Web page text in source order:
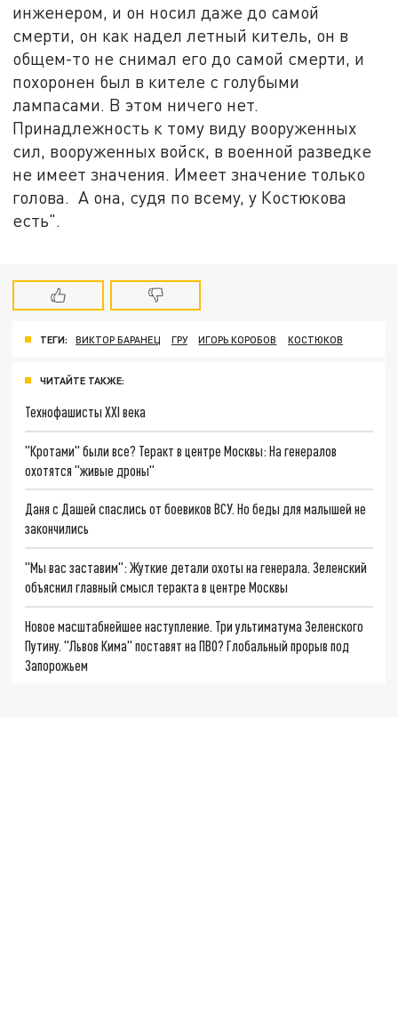
инженером, и он носил даже до самой
смерти, он как надел летный китель, он в
общем-то не снимал его до самой смерти, и
похоронен был в кителе с голубыми
лампасами. В этом ничего нет.
Принадлежность к тому виду вооруженных
сил, вооруженных войск, в военной разведке
не имеет значения. Имеет значение только
голова. А она, судя по всему, у Костюкова
есть".
ТЕГИ: ВИКТОР БАРАНЕЦ ГРУ ИГОРЬ КОРОБОВ КОСТЮКОВ
ЧИТАЙТЕ ТАКЖЕ:
Технофашисты XXI века
"Кротами" были все? Теракт в центре Москвы: На генералов
охотятся "живые дроны"
Даня с Дашей спаслись от боевиков ВСУ. Но беды для малышей не
закончились
"Мы вас заставим": Жуткие детали охоты на генерала. Зеленский
объяснил главный смысл теракта в центре Москвы
Новое масштабнейшее наступление. Три ультиматума Зеленского
Путину. "Львов Кима" поставят на ПВО? Глобальный прорыв под
Запорожьем